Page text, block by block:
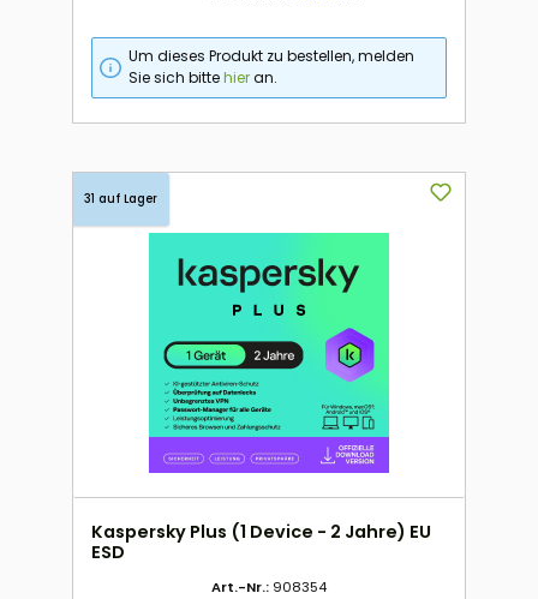
Um dieses Produkt zu bestellen, melden
Sie sich bittehieran.
31 auf Lager
Kaspersky Plus (1 Device - 2 Jahre) EU
ESD
Art.-Nr.: 908354